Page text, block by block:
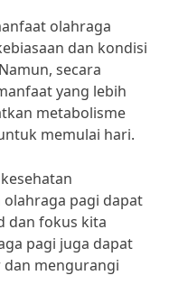
olahraga
dan kondisi
secara
yang lebih
metabolisme
memulai hari.
pagi dapat
dan fokus kita
pagi juga dapat
mengurangi